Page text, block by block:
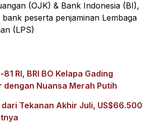
(OJK) & Bank Indonesia (BI),
peserta penjaminan Lembaga
(LPS)
RI, BRI BO Kelapa Gading
Nuansa Merah Putih
Tekanan Akhir Juli, US$66.500